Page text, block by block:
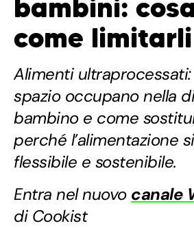
bambini:
come limitarli
Alimenti
spazio occupano nella
bambino e come
perché l’alimentazione
flessibile e sostenibile.
Entra nel nuovo canale
di Cookist